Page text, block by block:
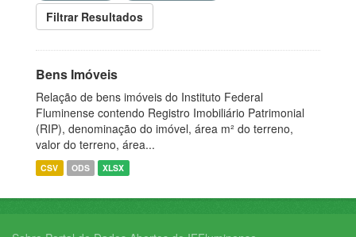
Filtrar Resultados
Bens Imóveis
Relação de bens imóveis do Instituto Federal
Fluminense contendo Registro Imobiliário Patrimonial
(RIP), denominação do imóvel, área m² do terreno,
valor do terreno, área...
CSV ODS XLSX